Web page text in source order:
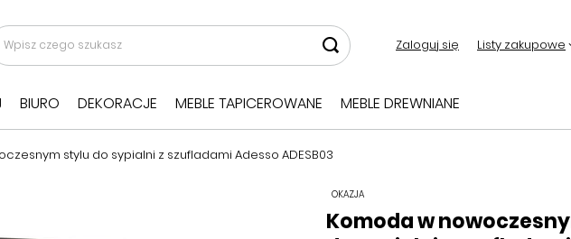
Zaloguj się Listy zakupowe
BIURO DEKORACJE MEBLE TAPICEROWANE MEBLE DREWNIANE
stylu do sypialni z szufladami Adesso ADESB03
OKAZJA
Komoda w